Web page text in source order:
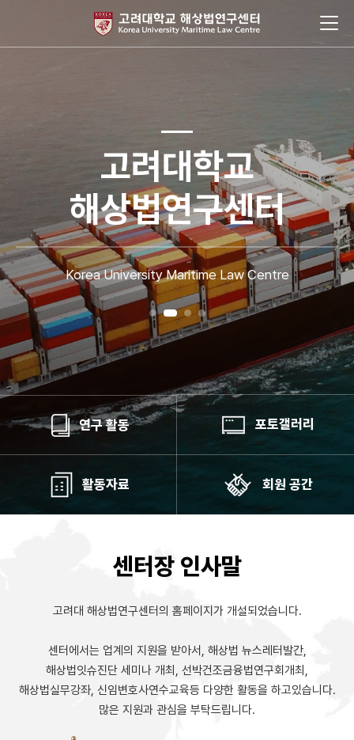
고려대학교
해상법연구센터
Korea University Maritime Law Centre
연구 활동 포토갤러리
활동자료 회원 공간
센터장 인사말
고려대 해상법연구센터의 홈페이지가 개설되었습니다.
센터에서는 업계의 지원을 받아서, 해상법 뉴스레터발간,
해상법잇슈진단 세미나 개최, 선박건조금융법연구회개최,
해상법실무강좌, 신임변호사연수교육등 다양한 활동을 하고있습니다.
많은 지원과 관심을 부탁드립니다.